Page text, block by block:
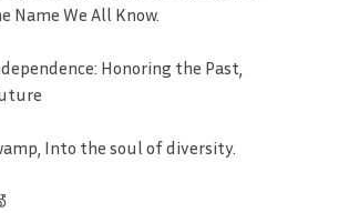
Name We All Know.
Honoring the Past,
Into the soul of diversity.